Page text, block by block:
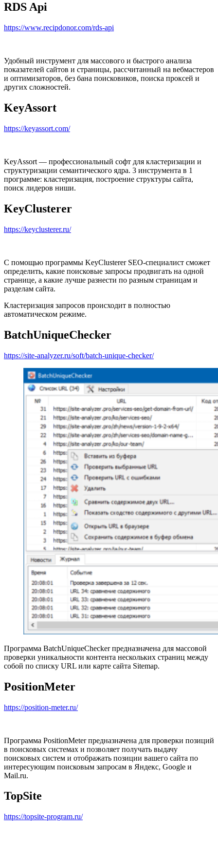
RDS Api
https://www.recipdonor.com/rds-api
Удобный инструмент для массового и быстрого анализа
показателей сайтов и страницы, рассчитанный на вебмастеров
и оптимизаторов, без бана поисковиков, поиска проксей и
других сложностей.
KeyAssort
https://keyassort.com/
KeyAssort — профессиональный софт для кластеризации и
структуризации семантического ядра. 3 инструмента в 1
программе: кластеризация, построение структуры сайта,
поиск лидеров ниши.
KeyClusterer
https://keyclusterer.ru/
С помощью программы KeyClusterer SEO-специалист сможет
определить, какие поисковые запросы продвигать на одной
странице, а какие лучше разнести по разным страницам и
разделам сайта.
Кластеризация запросов происходит в полностью
автоматическом режиме.
BatchUniqueChecker
https://site-analyzer.ru/soft/batch-unique-checker/
Программа BatchUniqueChecker предназначена для массовой
проверки уникальности контента нескольких страниц между
собой по списку URL или карте сайта Sitemap.
PositionMeter
https://position-meter.ru/
Программа PositionMeter предназначена для проверки позиций
в поисковых системах и позволяет получать выдачу
поисковых систем и отображать позиции вашего сайта по
интересующим поисковым запросам в Яндекс, Google и
Mail.ru.
TopSite
https://topsite-program.ru/